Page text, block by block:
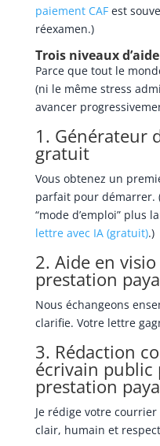
paiement CAFest
réexamen.)
Trois niveaux
Parce que tout le
(ni le même stress
avancer
1. Générateur
gratuit
Vous obtenez un
parfait pour démarrer.
“mode d’emploi” plus
lettre avec IA (gratuit).)
2. Aide en
prestation
Nous échangeons
clarifie. Votre lettre
3. Rédaction
écrivain public
prestation
Je rédige votre
clair, humain et